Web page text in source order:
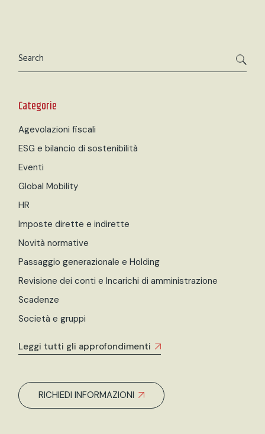
Categorie
Agevolazioni fiscali
ESG e bilancio di sostenibilità
Eventi
Global Mobility
HR
Imposte dirette e indirette
Novità normative
Passaggio generazionale e Holding
Revisione dei conti e Incarichi di amministrazione
Scadenze
Società e gruppi
Leggi tutti gli approfondimenti
RICHIEDI INFORMAZIONI